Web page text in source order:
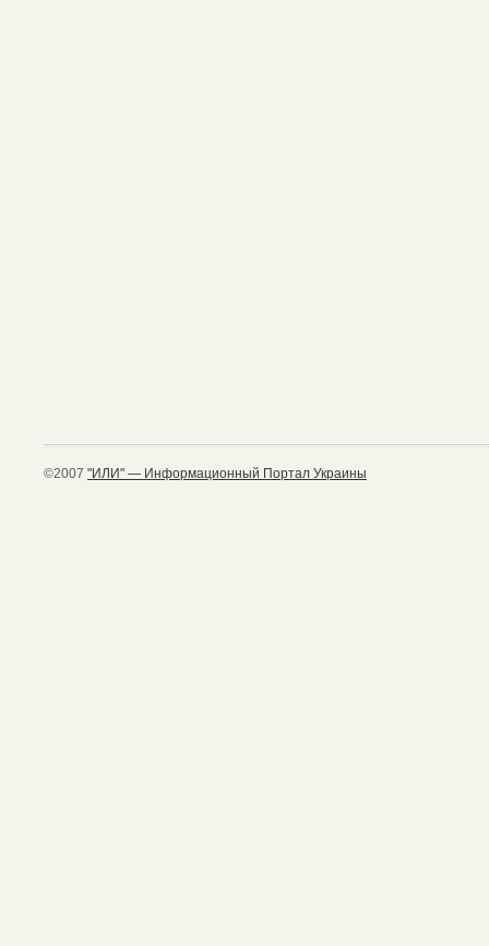
©2007 "ИЛИ" — Информационный Портал Украины